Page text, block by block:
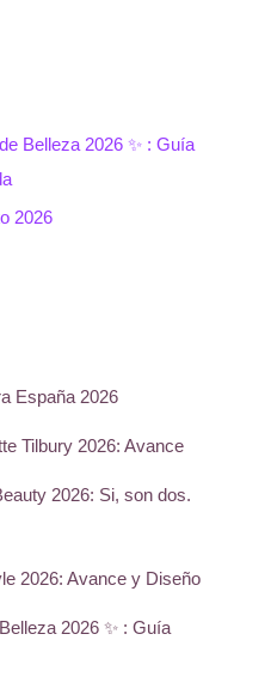
Belleza 2026 ✨ : Guía
2026
España 2026
Tilbury 2026: Avance
2026: Si, son dos.
2026: Avance y Diseño
2026 ✨ : Guía